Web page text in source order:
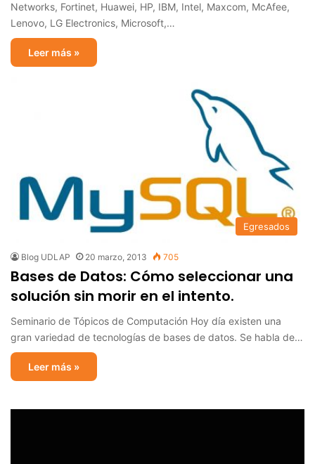
Networks, Fortinet, Huawei, HP, IBM, Intel, Maxcom, McAfee,
Lenovo, LG Electronics, Microsoft,…
Leer más »
Egresados
Blog UDLAP 20 marzo, 2013 705
Bases de Datos: Cómo seleccionar una
solución sin morir en el intento.
Seminario de Tópicos de Computación Hoy día existen una
gran variedad de tecnologías de bases de datos. Se habla de…
Leer más »